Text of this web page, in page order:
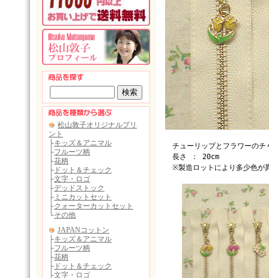
チューリップとフラワーのチ
長さ ： 20cm
※製造ロットにより多少色が